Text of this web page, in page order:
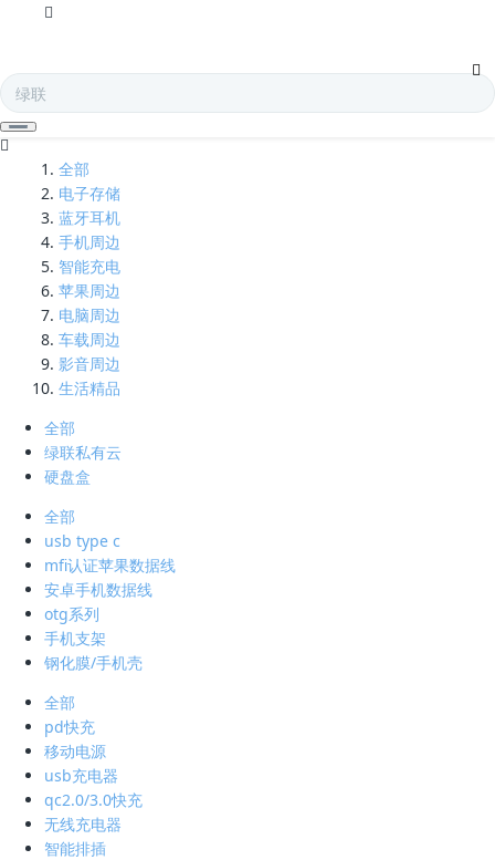
全部
电子存储
蓝牙耳机
手机周边
智能充电
苹果周边
电脑周边
车载周边
影音周边
生活精品
全部
绿联私有云
硬盘盒
全部
usb type c
mfi认证苹果数据线
安卓手机数据线
otg系列
手机支架
钢化膜/手机壳
全部
pd快充
移动电源
usb充电器
qc2.0/3.0快充
无线充电器
智能排插